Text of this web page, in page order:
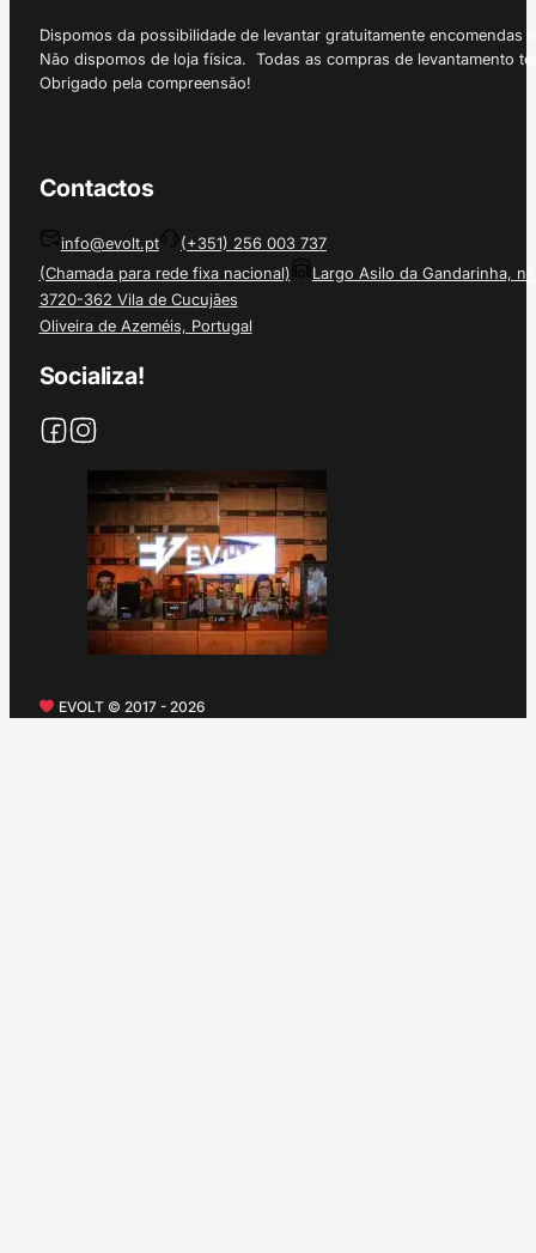
Dispomos da possibilidade de levantar gratuitamente
Não dispomos de loja física. Todas as compras de levantamento
Obrigado pela compreensão!
Contactos
info@evolt.pt
(+351) 256 003 737
(Chamada para rede fixa nacional)
Largo Asilo da Gandarinha, nº
3720-362 Vila de Cucujães
Oliveira de Azeméis, Portugal
Socializa!
EVOLT © 2017 - 2026